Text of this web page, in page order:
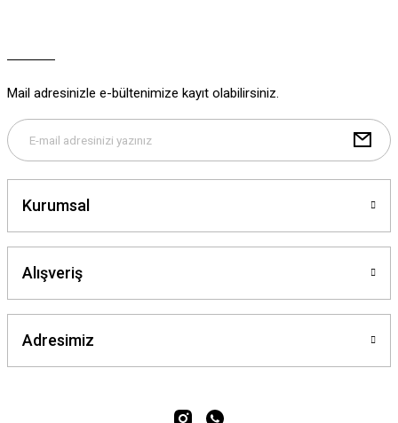
Bu ürüne benzer farklı alternatifler olmalı.
Mail adresinizle e-bültenimize kayıt olabilirsiniz.
Kurumsal
Alışveriş
Adresimiz